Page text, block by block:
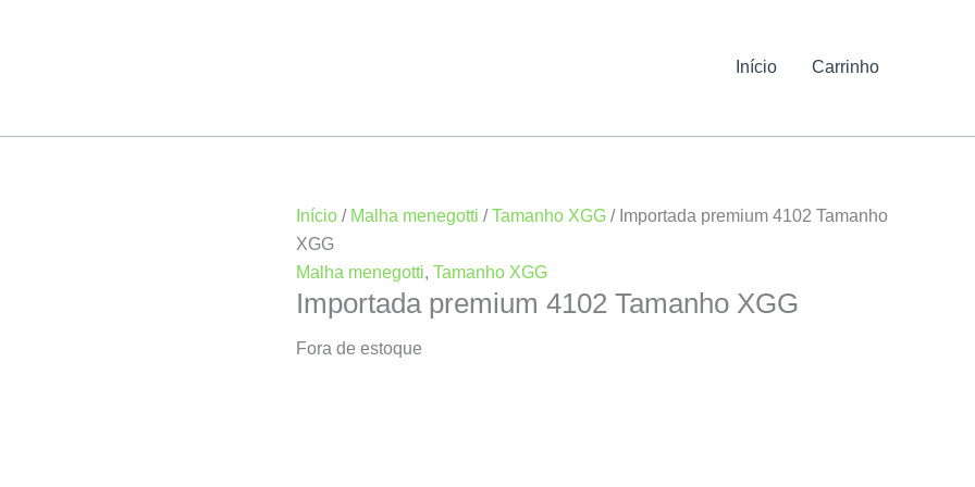
Início Carrinho
Início / Malha menegotti /Tamanho XGG / Importada premium 4102 Tamanho
XGG
Malha menegotti, Tamanho XGG
Importada premium 4102 Tamanho XGG
Fora de estoque